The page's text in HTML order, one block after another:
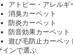
アトピー・アレルギ
消臭カーペット
防炎カーペット
防音効果カーペット
遊び毛防止カーペッ
インで選ぶ